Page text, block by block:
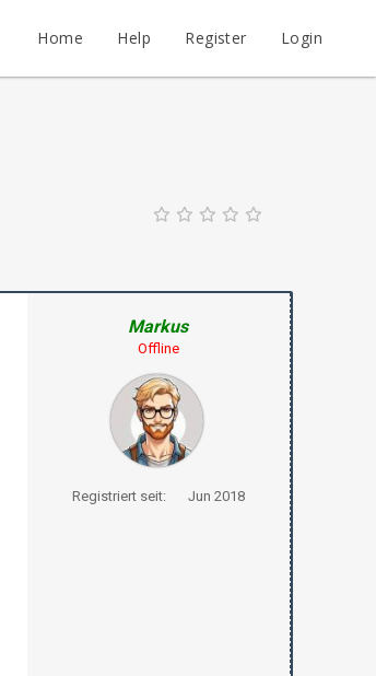
Home Help Register Login
Markus
Offline
Registriert seit: Jun 2018